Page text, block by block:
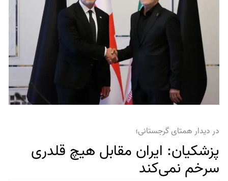
در دیدار همتای گرجستانی؛
پزشکیان: ایران مقابل هیچ قلدری
سرخم نمی‌کند